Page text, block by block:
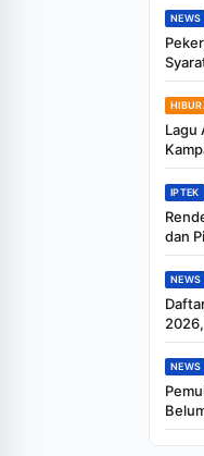
NEWS
Lagu
IPTEK
dan
NEWS
NEWS